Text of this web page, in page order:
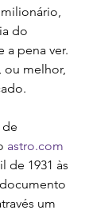
do
a pena ver.
ou melhor,
de
astro.com
de 1931 às
um